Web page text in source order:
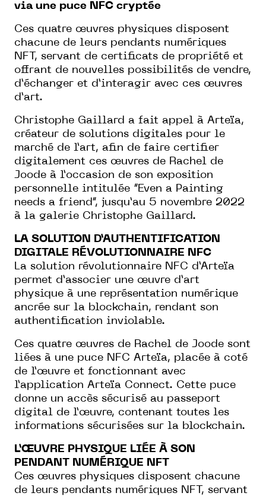
via une puce NFC cryptée
Ces quatre œuvres physiques disposent
chacune de leurs pendants numériques
NFT, servant de certificats de propriété et
offrant de nouvelles possibilités de vendre,
d’échanger et d’interagir avec ces œuvres
d’art.
Christophe Gaillard a fait appel à Arteïa,
créateur de solutions digitales pour le
marché de l’art, afin de faire certifier
digitalement ces œuvres de Rachel de
Joode à l’occasion de son exposition
personnelle intitulée “Even a Painting
needs a friend“, jusqu’au 5 novembre 2022
à la galerie Christophe Gaillard.
LA SOLUTION D’AUTHENTIFICATION
DIGITALE RÉVOLUTIONNAIRE NFC
La solution révolutionnaire NFC d’Arteïa
permet d’associer une œuvre d’art
physique à une représentation numérique
ancrée sur la blockchain, rendant son
authentification inviolable.
Ces quatre œuvres de Rachel de Joode sont
liées à une puce NFC Arteïa, placée à coté
de l’œuvre et fonctionnant avec
l’application Arteïa Connect. Cette puce
donne un accès sécurisé au passeport
digital de l’œuvre, contenant toutes les
informations sécurisées sur la blockchain.
L’ŒUVRE PHYSIQUE LIÉE À SON
PENDANT NUMÉRIQUE NFT
Ces œuvres physiques disposent chacune
de leurs pendants numériques NFT, servant